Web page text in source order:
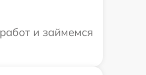
и займемся